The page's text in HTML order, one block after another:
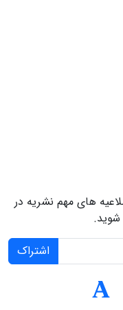
های مهم نشریه در
شوید.
اشتراک